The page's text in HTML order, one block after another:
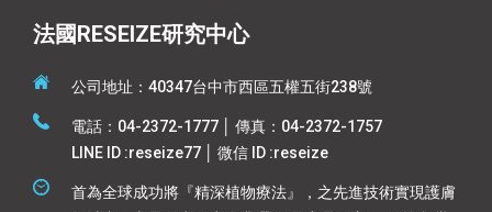
法國RESEIZE研究中心
公司地址：40347台中市西區五權五街238號
電話：04-2372-1777 │ 傳真：04-2372-1757
LINE ID :reseize77 │ 微信 ID :reseize
首為全球成功將『精深植物療法』，之先進技術實現護膚